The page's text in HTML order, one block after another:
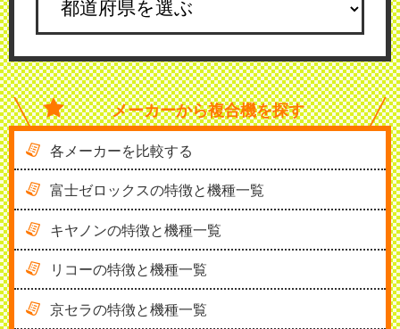
メーカーから複合機を探す
各メーカーを比較する
富士ゼロックスの特徴と機種一覧
キヤノンの特徴と機種一覧
リコーの特徴と機種一覧
京セラの特徴と機種一覧